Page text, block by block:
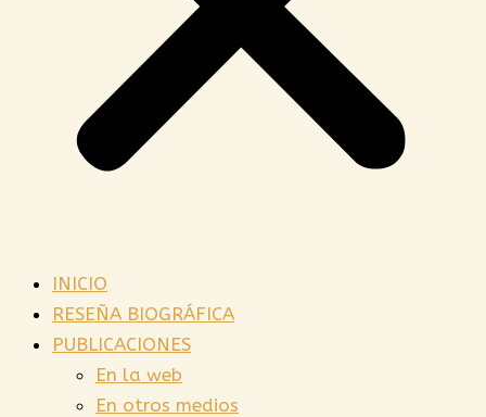
INICIO
RESEÑA BIOGRÁFICA
PUBLICACIONES
En la web
En otros medios